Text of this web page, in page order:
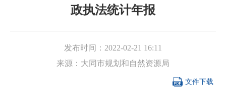
政执法统计年报
发布时间： 2022-02-21 16:11
来源： 大同市规划和自然资源局
 文件下载